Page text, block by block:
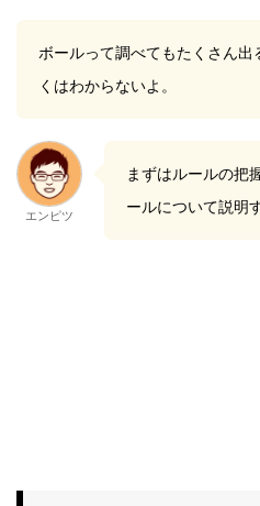
ボールって調べてもたくさん出
くはわからないよ。
エンピツ
まずはルールの把
ールについて説明